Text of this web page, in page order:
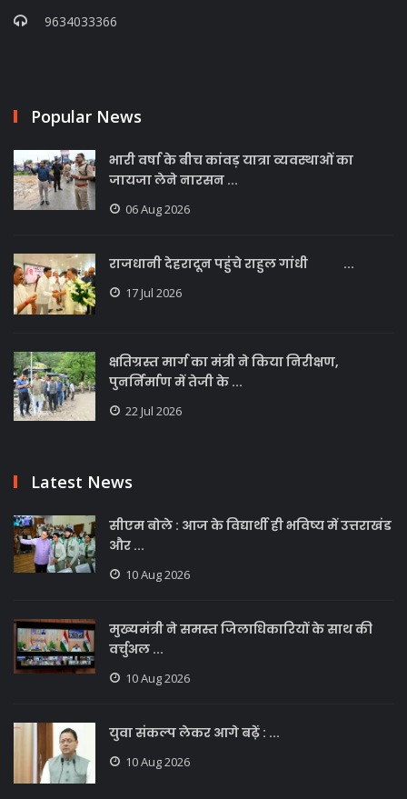
9634033366
Popular News
भारी वर्षा के बीच कांवड़ यात्रा व्यवस्थाओं का
जायजा लेने नारसन ...
06 Aug 2026
राजधानी देहरादून पहुंचे राहुल गांधी ...
17 Jul 2026
क्षतिग्रस्त मार्ग का मंत्री ने किया निरीक्षण,
पुनर्निर्माण में तेजी के ...
22 Jul 2026
Latest News
सीएम बोले : आज के विद्यार्थी ही भविष्य में उत्तराखंड
और ...
10 Aug 2026
मुख्यमंत्री ने समस्त जिलाधिकारियों के साथ की
वर्चुअल ...
10 Aug 2026
युवा संकल्प लेकर आगे बढ़ें : ...
10 Aug 2026